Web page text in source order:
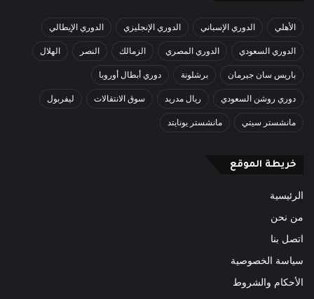
الأهلي الدوري الإسباني الدوري الإنجليزي الدوري الإيطالي
الدوري السعودي الدوري المصري الزمالك النصر الهلال
باريس سان جيرمان برشلونة دوري أبطال أوروبا
دوري روشن السعودي ريال مدريد سوق الانتقالات ليفربول
مانشستر سيتي مانشستر يونايتد
خريطة الموقع
الرئيسية
من نحن
اتصل بنا
سياسة الخصوصية
الأحكام والشروط